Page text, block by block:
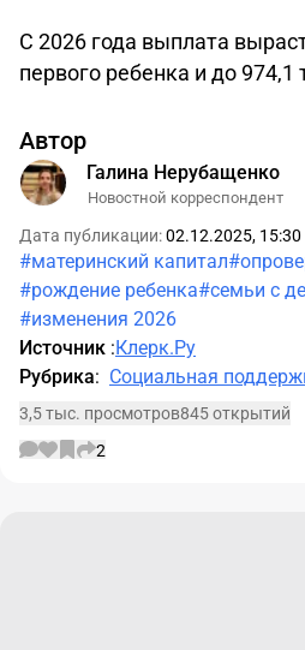
С 2026 года выплата
первого ребенка и до 974,1
Автор
Галина Нерубащенко
Новостной корреспондент
Дата публикации:02.12.2025, 15:30
#материнский капитал
#рождение ребенка#семьи с
#изменения 2026
Источник :Клерк.Ру
Рубрика: Социальная
3,5 тыс. просмотров845 открытий
2